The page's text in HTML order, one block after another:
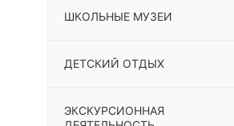
ШКОЛЬНЫЕ МУЗЕИ
ДЕТСКИЙ ОТДЫХ
ЭКСКУРСИОННАЯ